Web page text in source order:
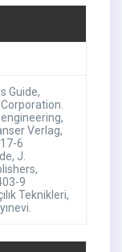
Guide,
Verlag,
6
J.
9
Teknikleri,